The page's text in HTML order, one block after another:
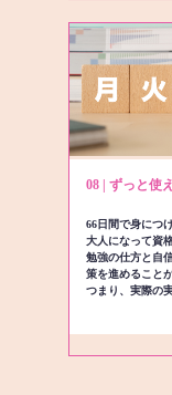
08 | ずっと使
66日間で身につ
大人になって資
勉強の仕方と自
策を進めること
つまり、実際の